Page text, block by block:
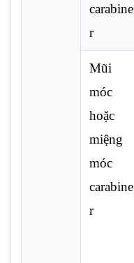
carabine
r
Mũi
móc
hoặc
miệng
móc
carabine
r